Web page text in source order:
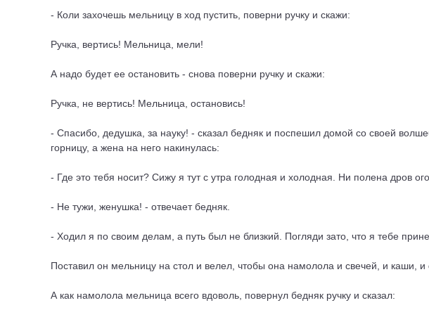
- Коли захочешь мельницу в ход пустить, поверни ручку и скажи:
Ручка, вертись! Мельница, мели!
А надо будет ее остановить - снова поверни ручку и скажи:
Ручка, не вертись! Мельница, остановись!
- Спасибо, дедушка, за науку! - сказал бедняк и поспешил домой со своей
горницу, а жена на него накинулась:
- Где это тебя носит? Сижу я тут с утра голодная и холодная. Ни полена дров
- Не тужи, женушка! - отвечает бедняк.
- Ходил я по своим делам, а путь был не близкий. Погляди зато, что я тебе
Поставил он мельницу на стол и велел, чтобы она намолола и свечей, и каши,
А как намолола мельница всего вдоволь, повернул бедняк ручку и сказал: